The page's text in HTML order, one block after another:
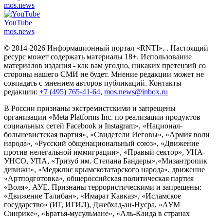
mos.news
YouTube
mos.news
© 2014-2026 Информационный портал «RNTI». . Настоящий
ресурс может содержать материалы 18+. Использование
материалов издания - как вам угодно, никаких претензий со
стороны нашего СМИ не будет. Мнение редакции может не
совпадать с мнением авторов публикаций. Контакты
редакции: +7 (495) 765-41-64, mos.news@inbox.ru
В России признаны экстремистскими и запрещены
организации «Meta Platforms Inc. по реализации продуктов —
социальных сетей Facebook и Instagram», «Национал-
большевистская партия», «Свидетели Иеговы», «Армия воли
народа», «Русский общенациональный союз», «Движение
против нелегальной иммиграции», «Правый сектор», УНА-
УНСО, УПА, «Тризуб им. Степана Бандеры»,«Мизантропик
дивижн», «Меджлис крымскотатарского народа», движение
«Артподготовка», общероссийская политическая партия
«Воля», АУЕ. Признаны террористическими и запрещены:
«Движение Талибан», «Имарат Кавказ», «Исламское
государство» (ИГ, ИГИЛ), Джебхад-ан-Нусра, «АУМ
Синрике», «Братья-мусульмане», «Аль-Каида в странах